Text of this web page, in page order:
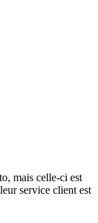
mais celle-ci est
service client est